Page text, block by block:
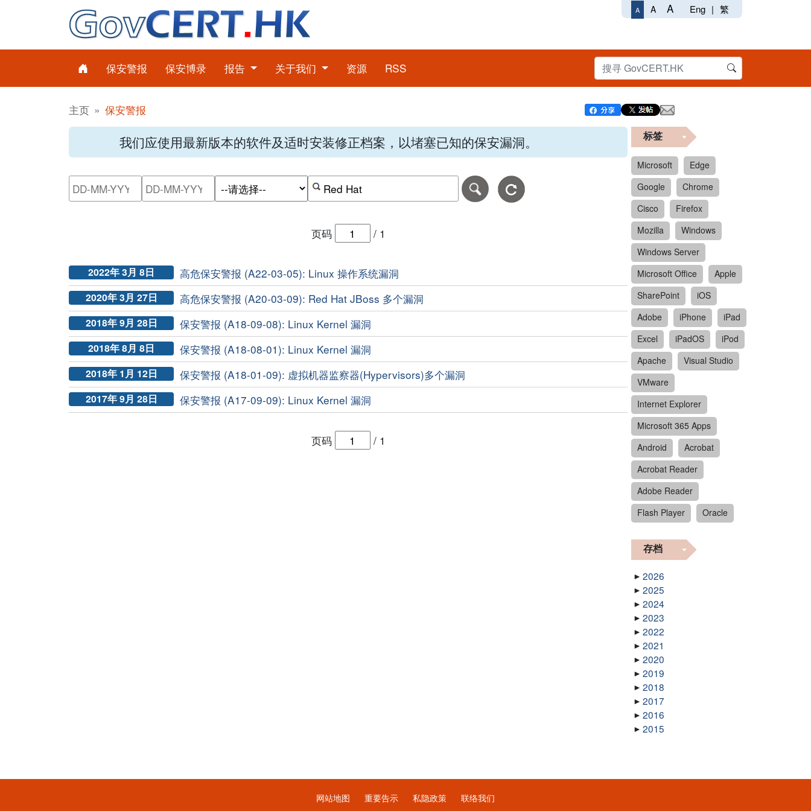
A A A Eng | 繁
保安警报 保安博录 报告 关于我们 资源 RSS
主页 保安警报
我们应使用最新版本的软件及适时安装修正档案，以堵塞已知的保安漏洞。
请输入搜索日期范围的开始日期，格式为-日日-月月-年年年年。
请输入搜索日期范围的结束日期，格式为-日日-月月-年年年年。
按关键字或 CVE ID 搜寻保安警报
页码 / 1
2022年 3月 8日 高危保安警报 (A22-03-05): Linux 操作系统漏洞
2020年 3月 27日 高危保安警报 (A20-03-09): Red Hat JBoss 多个漏洞
2018年 9月 28日 保安警报 (A18-09-08): Linux Kernel 漏洞
2018年 8月 8日 保安警报 (A18-08-01): Linux Kernel 漏洞
2018年 1月 12日 保安警报 (A18-01-09): 虚拟机器监察器(Hypervisors)多个漏洞
2017年 9月 28日 保安警报 (A17-09-09): Linux Kernel 漏洞
页码 / 1
标签
Microsoft
Edge
Google
Chrome
Cisco
Firefox
Mozilla
Windows
Windows Server
Microsoft Office
Apple
SharePoint
iOS
Adobe
iPhone
iPad
Excel
iPadOS
iPod
Apache
Visual Studio
VMware
Internet Explorer
Microsoft 365 Apps
Android
Acrobat
Acrobat Reader
Adobe Reader
Flash Player
Oracle
存档
2026
2025
2024
2023
2022
2021
2020
2019
2018
2017
2016
2015
网站地图 重要告示 私隐政策 联络我们